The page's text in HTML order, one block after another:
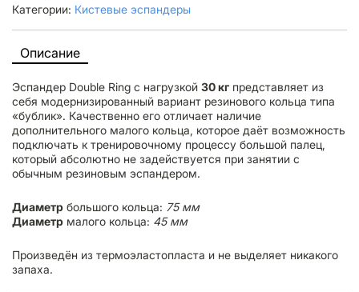
Описание
Эспандер Double Ring с нагрузкой 30 кг представляет из
себя модернизированный вариант резинового кольца типа
«бублик». Качественно его отличает наличие
дополнительного малого кольца, которое даёт возможность
подключать к тренировочному процессу большой палец,
который абсолютно не задействуется при занятии с
обычным резиновым эспандером.
Диаметр большого кольца: 75 мм
Диаметр малого кольца: 45 мм
Произведён из термоэластопласта и не выделяет никакого
запаха.
Категории: Кистевые эспандеры